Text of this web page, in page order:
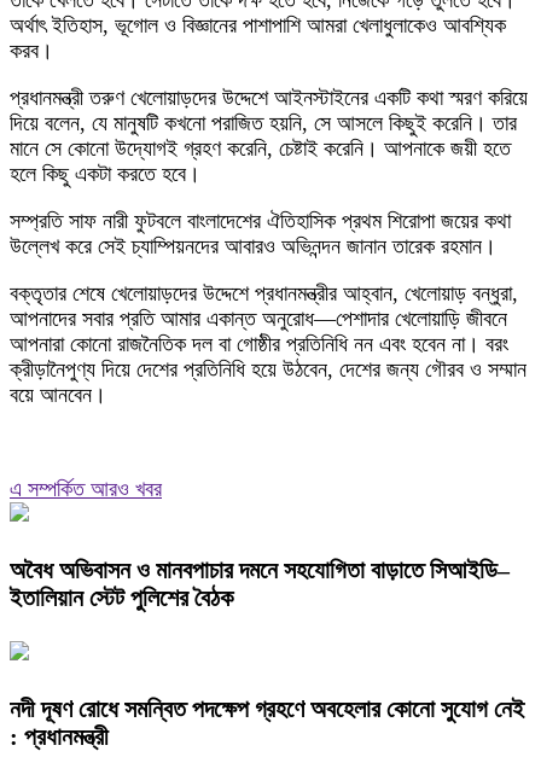
অর্থাৎ ইতিহাস, ভূগোল ও বিজ্ঞানের পাশাপাশি আমরা খেলাধুলাকেও আবশ্যিক
করব।
প্রধানমন্ত্রী তরুণ খেলোয়াড়দের উদ্দেশে আইনস্টাইনের একটি কথা স্মরণ করিয়ে
দিয়ে বলেন, যে মানুষটি কখনো পরাজিত হয়নি, সে আসলে কিছুই করেনি। তার
মানে সে কোনো উদ্যোগই গ্রহণ করেনি, চেষ্টাই করেনি। আপনাকে জয়ী হতে
হলে কিছু একটা করতে হবে।
সম্প্রতি সাফ নারী ফুটবলে বাংলাদেশের ঐতিহাসিক প্রথম শিরোপা জয়ের কথা
উল্লেখ করে সেই চ্যাম্পিয়নদের আবারও অভিনন্দন জানান তারেক রহমান।
বক্তৃতার শেষে খেলোয়াড়দের উদ্দেশে প্রধানমন্ত্রীর আহ্বান, খেলোয়াড় বন্ধুরা,
আপনাদের সবার প্রতি আমার একান্ত অনুরোধ—পেশাদার খেলোয়াড়ি জীবনে
আপনারা কোনো রাজনৈতিক দল বা গোষ্ঠীর প্রতিনিধি নন এবং হবেন না। বরং
ক্রীড়ানৈপুণ্য দিয়ে দেশের প্রতিনিধি হয়ে উঠবেন, দেশের জন্য গৌরব ও সম্মান
বয়ে আনবেন।
এ সম্পর্কিত আরও খবর
অবৈধ অভিবাসন ও মানবপাচার দমনে সহযোগিতা বাড়াতে সিআইডি–
ইতালিয়ান স্টেট পুলিশের বৈঠক
নদী দূষণ রোধে সমন্বিত পদক্ষেপ গ্রহণে অবহেলার কোনো সুযোগ নেই
: প্রধানমন্ত্রী